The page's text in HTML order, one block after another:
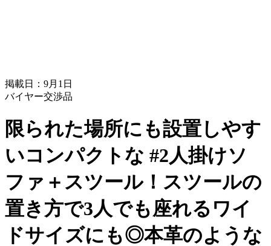
掲載日：9月1日
バイヤー交渉品
限られた場所にも設置しやす
いコンパクトな #2人掛けソ
ファ＋スツール！スツールの
置き方で3人でも座れるワイ
ドサイズにも◎本革のような